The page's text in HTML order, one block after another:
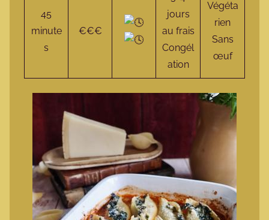
45
minute
s
€€€
jours
au frais
Congél
ation
Végéta
rien
Sans
œuf